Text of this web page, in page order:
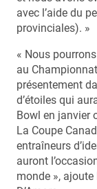
avec l’aide du
provinciales). »
« Nous
au
présentement
d’étoiles qui
Bowl en janvier
La Coupe
entraîneurs
auront
monde »,